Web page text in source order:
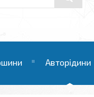
Авторідини